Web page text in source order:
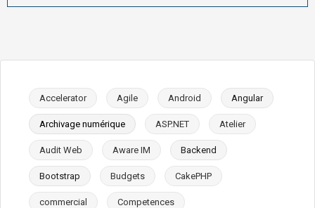
Accelerator Agile Android Angular
Archivage numérique ASP.NET Atelier
Audit Web Aware IM Backend
Bootstrap Budgets CakePHP
commercial Competences